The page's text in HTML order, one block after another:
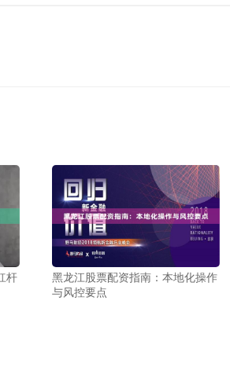
杆
黑龙江股票配资指南：本地化操作
与风控要点